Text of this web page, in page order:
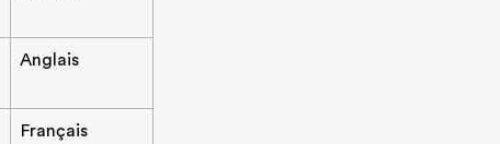
Anglais
Français